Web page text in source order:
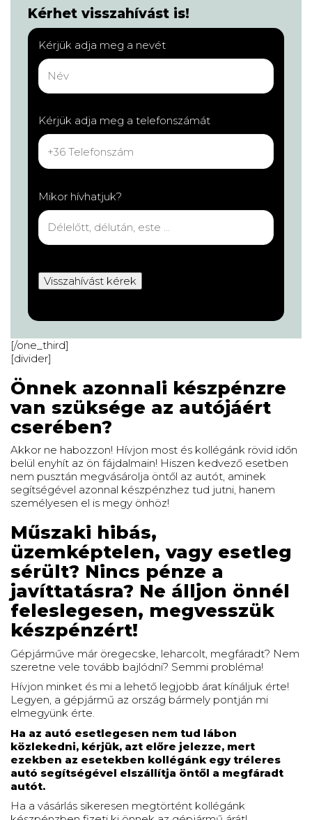
Kérhet visszahívást is!
Kérjük adja meg a nevét
Kérjük adja meg a telefonszámát
Mikor hívhatjuk?
[/one_third]
[divider]
Önnek azonnali készpénzre
van szüksége az autójáért
cserében?
Akkor ne habozzon! Hívjon most és kollégánk rövid időn
belül enyhít az ön fájdalmain! Hiszen kedvező esetben
nem pusztán megvásárolja öntől az autót, aminek
segítségével azonnal készpénzhez tud jutni, hanem
személyesen el is megy önhöz!
Műszaki hibás,
üzemképtelen, vagy esetleg
sérült? Nincs pénze a
javíttatásra? Ne álljon önnél
feleslegesen, megvesszük
készpénzért!
Gépjárműve már öregecske, leharcolt, megfáradt? Nem
szeretne vele tovább bajlódni? Semmi probléma!
Hívjon minket és mi a lehető legjobb árat kínáljuk érte!
Legyen, a gépjármű az ország bármely pontján mi
elmegyünk érte.
Ha az autó esetlegesen nem tud lábon
közlekedni, kérjük, azt előre jelezze, mert
ezekben az esetekben kollégánk egy tréleres
autó segítségével elszállítja öntől a megfáradt
autót.
Ha a vásárlás sikeresen megtörtént kollégánk